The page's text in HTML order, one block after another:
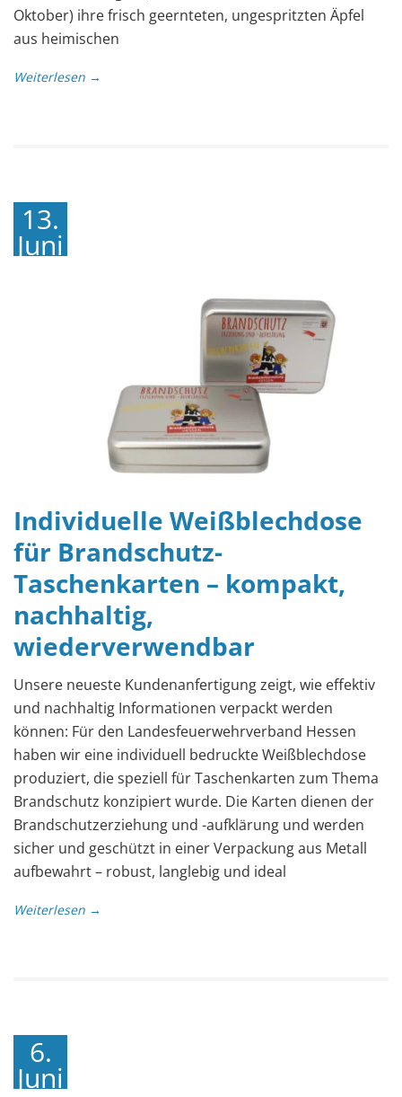
Oktober) ihre frisch geernteten, ungespritzten Äpfel
aus heimischen
Weiterlesen →
13.
Juni
Individuelle Weißblechdose
für Brandschutz-
Taschenkarten – kompakt,
nachhaltig,
wiederverwendbar
Unsere neueste Kundenanfertigung zeigt, wie effektiv
und nachhaltig Informationen verpackt werden
können: Für den Landesfeuerwehrverband Hessen
haben wir eine individuell bedruckte Weißblechdose
produziert, die speziell für Taschenkarten zum Thema
Brandschutz konzipiert wurde. Die Karten dienen der
Brandschutzerziehung und -aufklärung und werden
sicher und geschützt in einer Verpackung aus Metall
aufbewahrt – robust, langlebig und ideal
Weiterlesen →
6.
Juni